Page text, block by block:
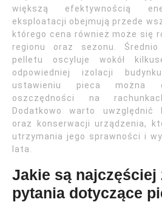
większą efektywnością
eksploatacji obejmują przede
którego cena również może się
regionu oraz sezonu.
pelletu oscyluje wokół
odpowiedniej izolacji
ustawieniu pieca można
oszczędności na
Dodatkowo warto uwzględnić
oraz konserwacji urządzenia,
utrzymania jego sprawności i
lata.
Jakie są najczęściej
pytania dotyczące